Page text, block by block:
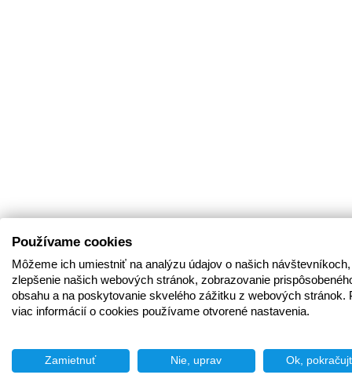
Používame cookies
Môžeme ich umiestniť na analýzu údajov o našich
zlepšenie našich webových stránok, zobrazovanie
obsahu a na poskytovanie skvelého zážitku z webových stránok.
viac informácií o cookies používame otvorené nastavenia.
Zamietnuť Nie, uprav Ok,